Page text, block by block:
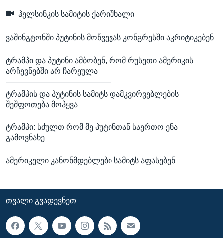
ჰელსინკის სამიტის ქარიშხალი
ვაშინგტონში პუტინის მოწვევას კონგრესში აკრიტიკებენ
ტრამპი და პუტინი ამბობენ, რომ რუსეთი ამერიკის
არჩევნებში არ ჩარეულა
ტრამპის და პუტინის სამიტს დამკვირვებლების
შეშფოთება მოჰყვა
ტრამპი: სძულთ რომ მე პუტინთან საერთო ენა
გამოვნახე
ამერიკელი კანონმდებლები სამიტს აფასებენ
ᲗᲕᲐᲚᲘ ᲒᲕᲐᲓᲔᲕᲜᲔᲗ